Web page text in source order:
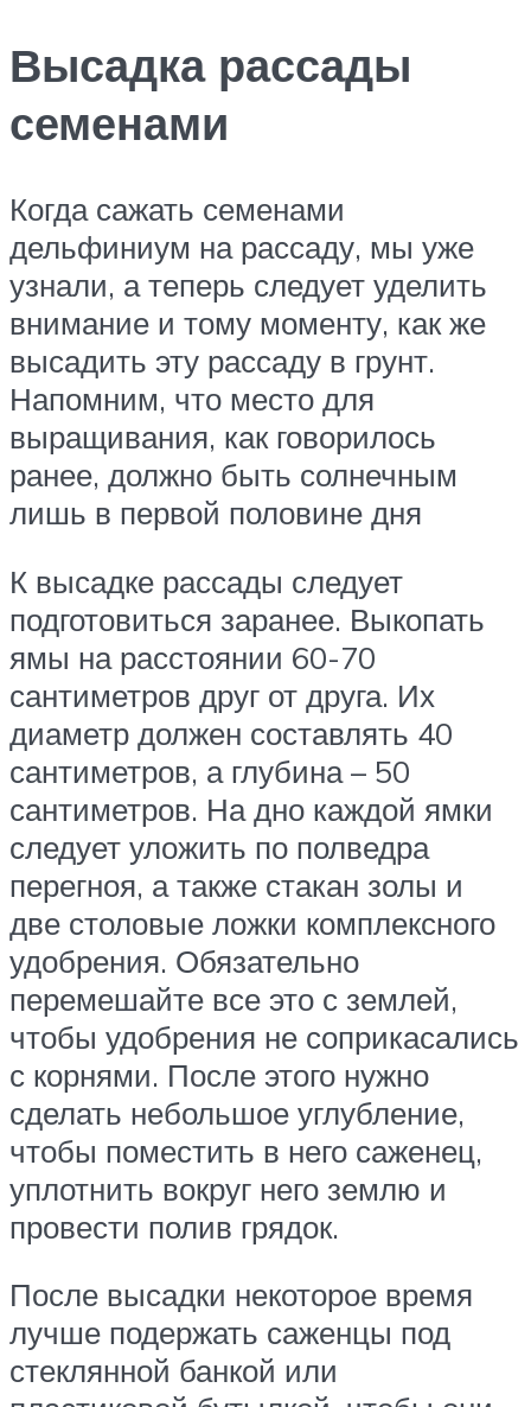
Высадка рассады
семенами
Когда сажать семенами
дельфиниум на рассаду, мы уже
узнали, а теперь следует уделить
внимание и тому моменту, как же
высадить эту рассаду в грунт.
Напомним, что место для
выращивания, как говорилось
ранее, должно быть солнечным
лишь в первой половине дня
К высадке рассады следует
подготовиться заранее. Выкопать
ямы на расстоянии 60-70
сантиметров друг от друга. Их
диаметр должен составлять 40
сантиметров, а глубина – 50
сантиметров. На дно каждой ямки
следует уложить по полведра
перегноя, а также стакан золы и
две столовые ложки комплексного
удобрения. Обязательно
перемешайте все это с землей,
чтобы удобрения не соприкасались
с корнями. После этого нужно
сделать небольшое углубление,
чтобы поместить в него саженец,
уплотнить вокруг него землю и
провести полив грядок.
После высадки некоторое время
лучше подержать саженцы под
стеклянной банкой или